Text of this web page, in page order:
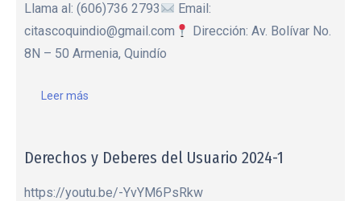
Llama al: (606)736 2793
Email:
citascoquindio@gmail.com
Dirección: Av. Bolívar No.
8N – 50 Armenia, Quindío
Leer más
Derechos y Deberes del Usuario 2024-1
https://youtu.be/-YvYM6PsRkw